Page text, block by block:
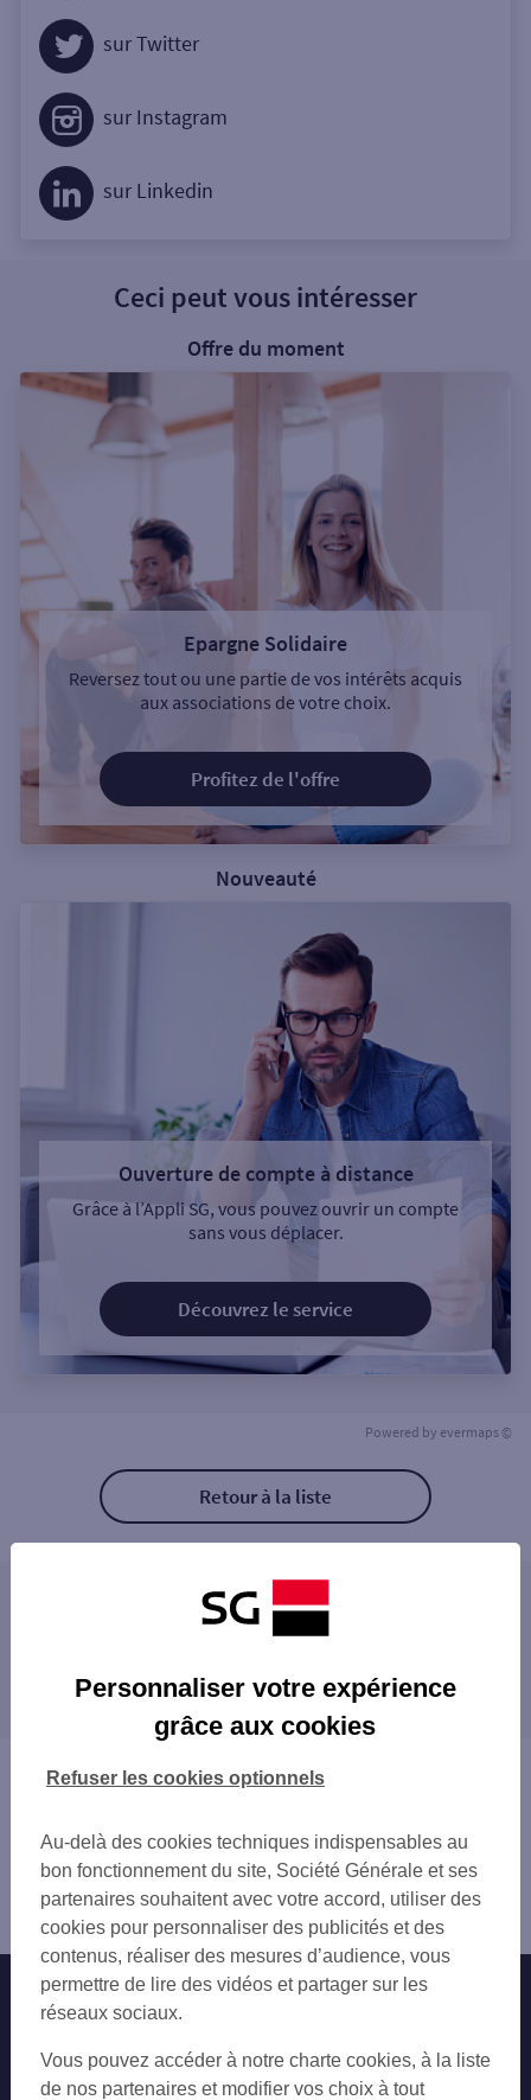
sur Twitter
sur Instagram
sur Linkedin
Ceci peut vous intéresser
Offre du moment
Epargne Solidaire
Reversez tout ou une partie de vos intérêts acquis
aux associations de votre choix.
Profitez de l'offre
Nouveauté
Ouverture de compte à distance
Grâce à l’Appli SG, vous pouvez ouvrir un compte
sans vous déplacer.
Découvrez le service
Powered by evermaps ©
Retour à la liste
Les distributeurs/automates à proximité
GUERET 12 RUE EUGENE FRANCE
proximité
Vous êtes ici : Accueil
Guéret
Distributeur/automate GUERET
Nos engagements Nous contacter
Autres sites SG
Professionnels
Personnaliser votre expérience
grâce aux cookies
Au-delà des cookies techniques indispensables au
bon fonctionnement du site, Société Générale et ses
partenaires souhaitent avec votre accord, utiliser des
cookies pour personnaliser des publicités et des
contenus, réaliser des mesures d’audience, vous
permettre de lire des vidéos et partager sur les
réseaux sociaux.
Vous pouvez accéder à notre charte cookies, à la liste
de nos partenaires et modifier vos choix à tout
Refuser les cookies optionnels